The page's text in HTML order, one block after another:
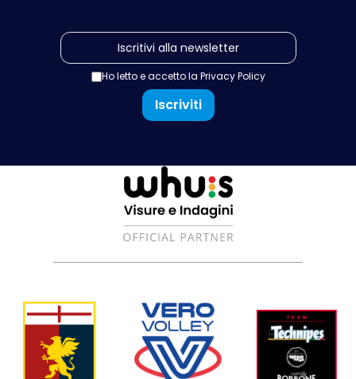
Ho letto e accetto la Privacy Policy
Iscriviti